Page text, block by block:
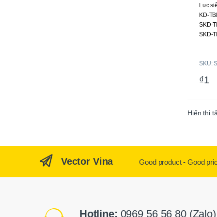
o
f
5
Lực
KD-
SKD-
SKD-
SKD-
SKU:
₫1
Hiển thị
Vector Vina Good product - Good
Hotline: 0969 56 56 80 (Zalo)